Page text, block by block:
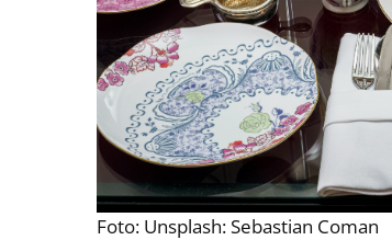
Foto: Unsplash: Sebastian Coman